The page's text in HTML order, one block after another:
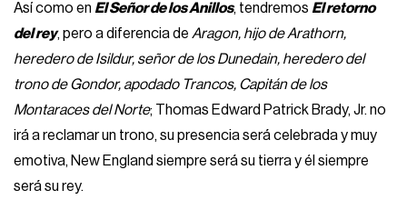
Así como en El Señor de los Anillos, tendremos El retorno
del rey, pero a diferencia deAragon, hijo de Arathorn,
heredero de Isildur, señor de los Dunedain, heredero del
trono de Gondor, apodado Trancos, Capitán de los
Montaraces del Norte; Thomas Edward Patrick Brady, Jr. no
irá a reclamar un trono, su presencia será celebrada y muy
emotiva, New England siempre será su tierra y él siempre
será su rey.